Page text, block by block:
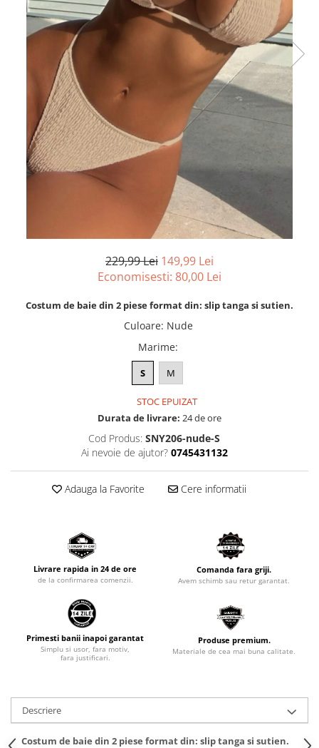
229,99 Lei 149,99 Lei
Economisesti: 80,00 Lei
Costum de baie din 2 piese format din: slip tanga si sutien.
Culoare: Nude
Marime:
S M
STOC EPUIZAT
Durata de livrare: 24 de ore
Cod Produs: SNY206-nude-S
Ai nevoie de ajutor? 0745431132
Adauga la Favorite Cere informatii
Livrare rapida in 24 de ore
de la confirmarea comenzii.
Comanda fara griji.
Avem schimb sau retur garantat.
Primesti banii inapoi garantat
Simplu si usor, fara motiv,
fara justificari.
Produse premium.
Materiale de cea mai buna calitate.
Descriere
Costum de baie din 2 piese format din: slip tanga si sutien.